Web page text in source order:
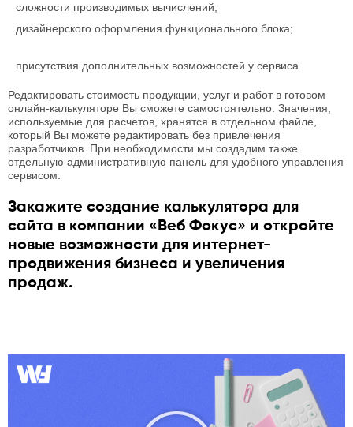
сложности производимых вычислений;
дизайнерского оформления функционального блока;
присутствия дополнительных возможностей у сервиса.
Редактировать стоимость продукции, услуг и работ в готовом
онлайн-калькуляторе Вы сможете самостоятельно. Значения,
используемые для расчетов, хранятся в отдельном файле,
который Вы можете редактировать без привлечения
разработчиков. При необходимости мы создадим также
отдельную административную панель для удобного управления
сервисом.
Закажите создание калькулятора для
сайта в компании «Веб Фокус» и откройте
новые возможности для интернет-
продвижения бизнеса и увеличения
продаж.